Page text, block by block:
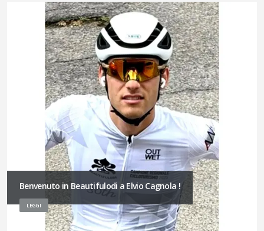
Benvenuto in Beautifulodi a Elvio Cagnola !
LEGGI